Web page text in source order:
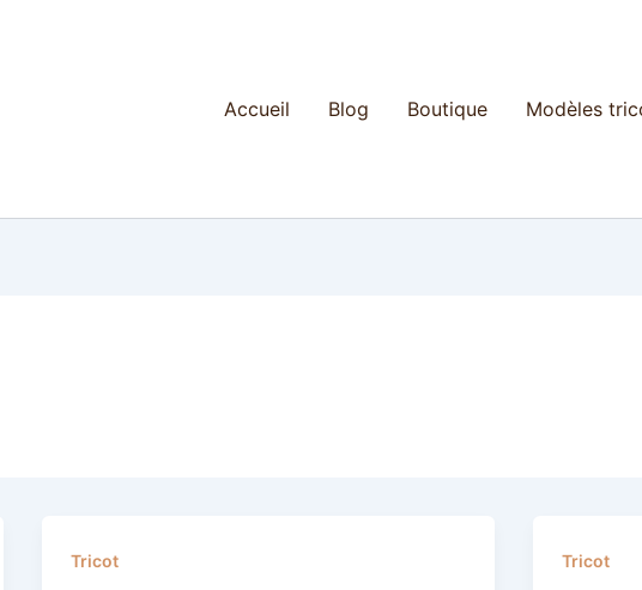
Accueil Blog Boutique Modèles
Tricot
Balloon
Tricot
Elton